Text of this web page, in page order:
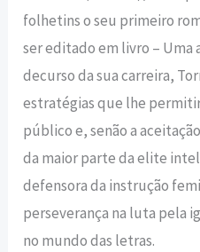
folhetins o seu primeiro
ser editado em livro – Uma
decurso da sua carreira,
estratégias que lhe
público e, senão a
da maior parte da elite
defensora da instrução
perseverança na luta pela
no mundo das letras.